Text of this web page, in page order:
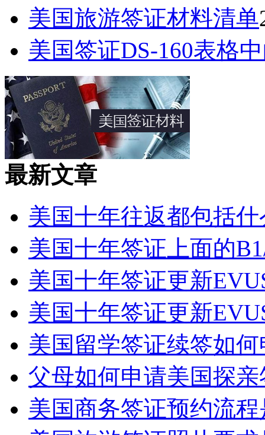
美国旅游签证材料清单
美国签证DS-160表格中
最新文章
美国十年往返都包括
美国十年签证上面的
美国十年签证更新
美国十年签证更新
美国留学签证续签如
父母如何申请美国探
美国商务签证预约流